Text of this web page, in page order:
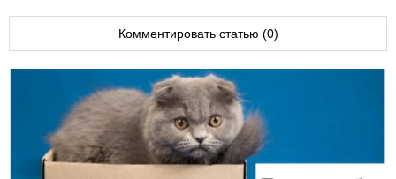
Комментировать статью (0)